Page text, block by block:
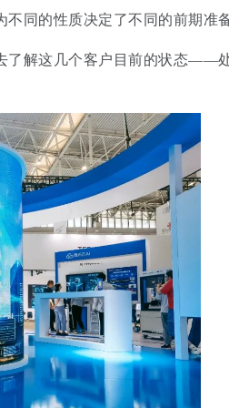
不同的性质决定了不同的前期准
了解这几个客户目前的状态——